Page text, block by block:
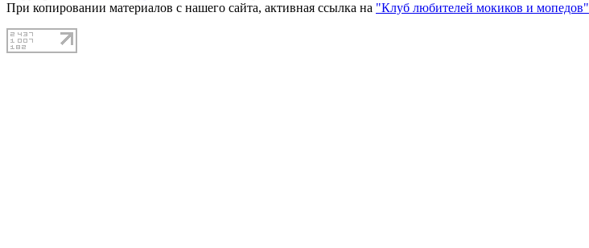
При копировании материалов с нашего сайта, активная ссылка на "Клуб любителей мокиков и мопедов"